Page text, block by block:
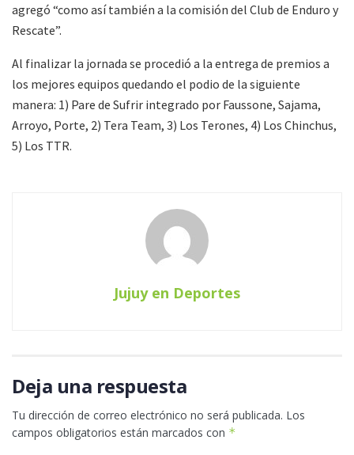
agregó “como así también a la comisión del Club de Enduro y
Rescate”.
Al finalizar la jornada se procedió a la entrega de premios a
los mejores equipos quedando el podio de la siguiente
manera: 1) Pare de Sufrir integrado por Faussone, Sajama,
Arroyo, Porte, 2) Tera Team, 3) Los Terones, 4) Los Chinchus,
5) Los TTR.
Jujuy en Deportes
Deja una respuesta
Tu dirección de correo electrónico no será publicada. Los
campos obligatorios están marcados con *